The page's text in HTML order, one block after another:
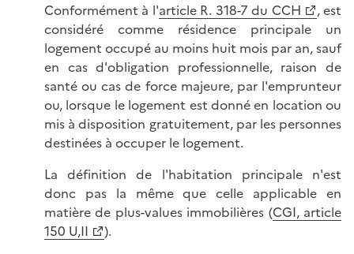
Conformément à l'article R. 318-7 du CCH
, est
considéré comme résidence principale un
logement occupé au moins huit mois par an, sauf
en cas d'obligation professionnelle, raison de
santé ou cas de force majeure, par l'emprunteur
ou, lorsque le logement est donné en location ou
mis à disposition gratuitement, par les personnes
destinées à occuper le logement.
La définition de l'habitation principale n'est
donc pas la même que celle applicable en
matière de plus-values immobilières (CGI, article
150 U,II
).